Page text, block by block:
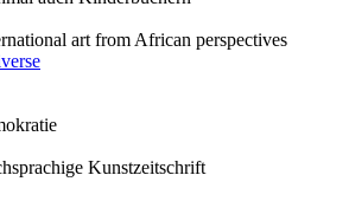
art from African perspectives
Kunstzeitschrift